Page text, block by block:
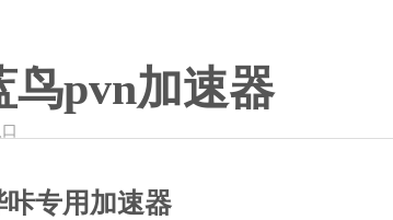
鸟pvn加速器
咔专用加速器